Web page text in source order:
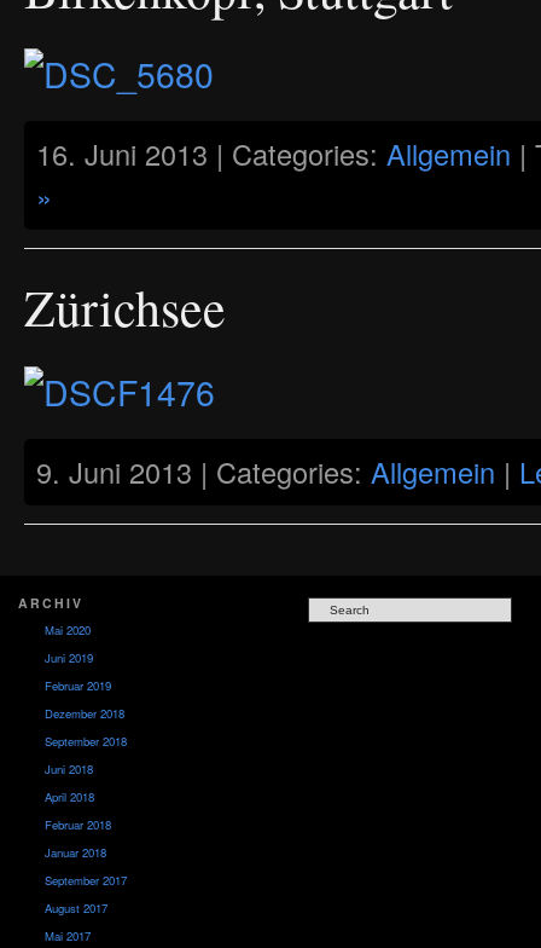
16. Juni 2013 | Categories: Allgemein |
»
Zürichsee
9. Juni 2013 | Categories: Allgemein |
ARCHIV
Mai 2020
Juni 2019
Februar 2019
Dezember 2018
September 2018
Juni 2018
April 2018
Februar 2018
Januar 2018
September 2017
August 2017
Mai 2017